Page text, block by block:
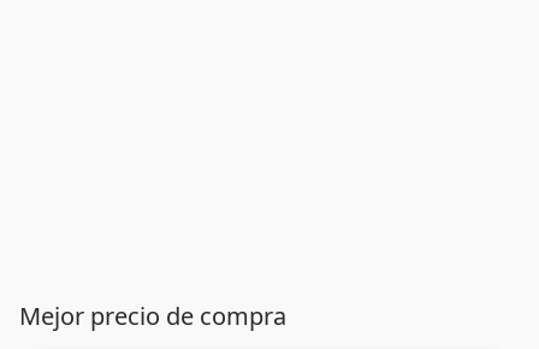
Mejor precio de compra